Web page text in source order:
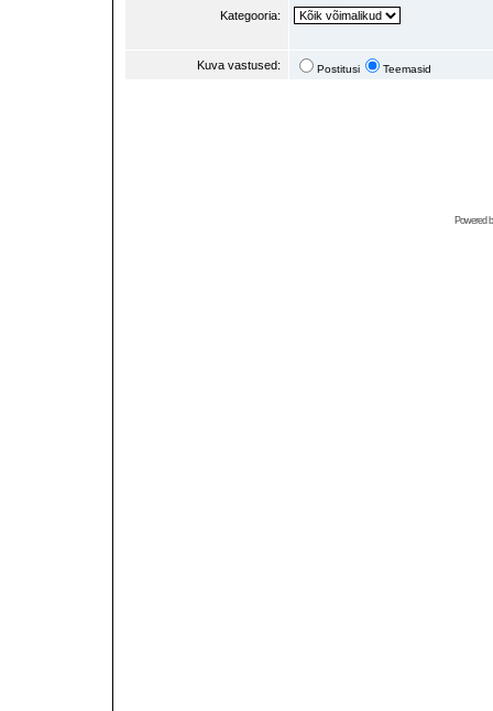
Kategooria:
Kuva vastused: Postitusi Teemasid
Powered